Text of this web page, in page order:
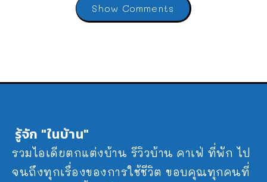
Show Comments
รู้จัก "ในบ้าน"
รวมไอเดียตกแต่งบ้าน รีวิวบ้าน คาเฟ่ ที่พัก ไป
จนถึงทุกเรื่องของการใช้ชีวิต ขอบคุณทุกคนที่